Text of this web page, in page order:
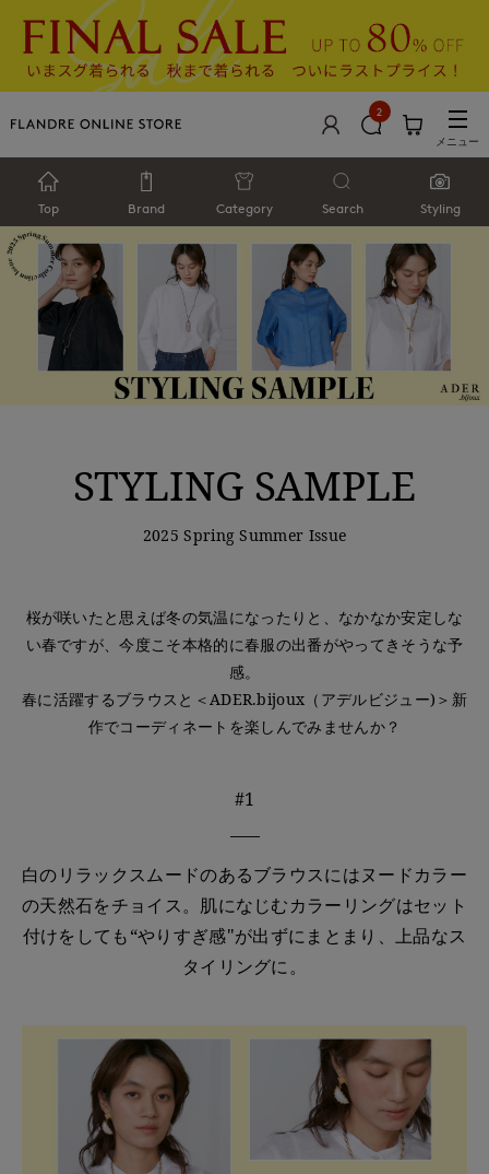
2
メニュー
Top Brand Category Search Styling
STYLING SAMPLE
2025 Spring Summer Issue
桜が咲いたと思えば冬の気温になったりと、なかなか安定しな
い春ですが、今度こそ本格的に春服の出番がやってきそうな予
感。
春に活躍するブラウスと＜ADER.bijoux（アデルビジュー)＞新
作でコーディネートを楽しんでみませんか？
#1
白のリラックスムードのあるブラウスにはヌードカラー
の天然石をチョイス。肌になじむカラーリングはセット
付けをしても“やりすぎ感"が出ずにまとまり、上品なス
タイリングに。